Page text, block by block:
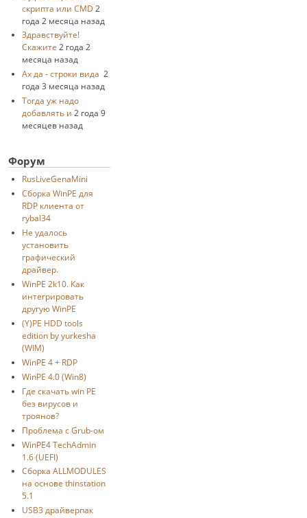
скрипта или CMD 2
года 2 месяца назад
Здравствуйте!
Скажите 2 года 2
месяца назад
Ах да - строки вида 2
года 3 месяца назад
Тогда уж надо
добавлять и 2 года 9
месяцев назад
Форум
RusLiveGenaMini
Cборка WinPE для
RDP клиента от
rybal34
Не удалось
установить
графический
драйвер.
WinPE 2k10. Как
интегрировать
другую WinPE
(Y)PE HDD tools
edition by yurkesha
(WIM)
WinPE 4 + RDP
WinPE 4.0 (Win8)
Где скачать win PE
без вирусов и
троянов?
Проблема с Grub-ом
WinPE4 TechAdmin
1.6 (UEFI)
Сборка ALLMODULES
на основе thinstation
5.1
USB3 драйверпак